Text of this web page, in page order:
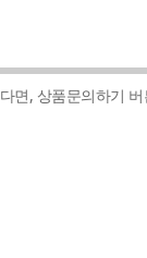
면, 상품문의하기